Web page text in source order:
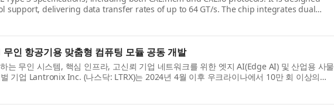
support, delivering data transfer rates of up to 64 GT/s. The chip integrates dual
인 항공기용 맞춤형 컴퓨팅 모듈 공동 개발
는 무인 시스템, 핵심 인프라, 고신뢰 기업 네트워크를 위한 엣지 AI(Edge AI) 및 산업용 사물
기업 Lantronix Inc. (나스닥: LTRX)는 2024년 4월 이후 우크라이나에서 10만 회 이상의